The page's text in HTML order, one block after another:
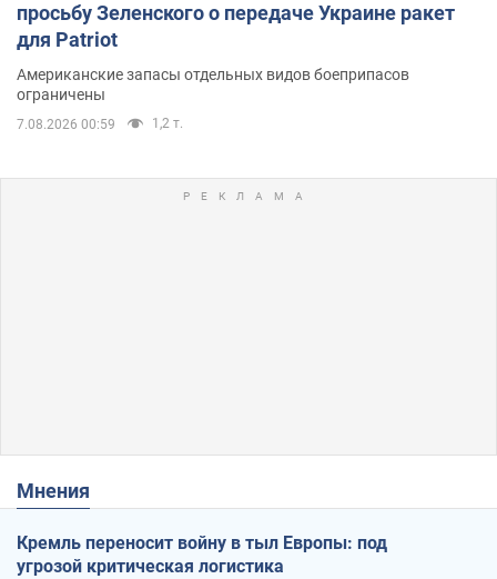
просьбу Зеленского о передаче Украине ракет
для Patriot
Американские запасы отдельных видов боеприпасов
ограничены
7.08.2026 00:59 1,2 т.
Мнения
Кремль переносит войну в тыл Европы: под
угрозой критическая логистика